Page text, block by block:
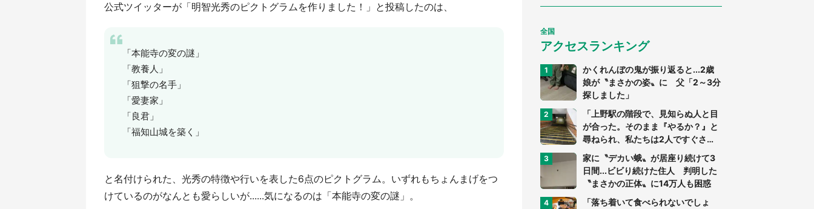
公式ツイッターが「明智光秀のピクトグラムを作りました！」と投稿したのは、
「本能寺の変の謎」
「教養人」
「狙撃の名手」
「愛妻家」
「良君」
「福知山城を築く」
と名付けられた、光秀の特徴や行いを表した6点のピクトグラム。いずれもちょんまげをつ
けているのがなんとも愛らしいが......気になるのは「本能寺の変の謎」。
全国
アクセスランキング
かくれんぼの鬼が振り返ると...2歳
娘が〝まさかの姿〟に 父「2～3分
探しました」
「上野駅の階段で、見知らぬ人と目
が合った。そのまま『やるか？』と
尋ねられ、私たちは2人ですぐさ
ま...」（茨城県・70代男性）
家に〝デカい蛾〟が居座り続けて3
日間...ビビり続けた住人 判明した
〝まさかの正体〟に14万人も困惑
「落ち着いて食べられないでしょ